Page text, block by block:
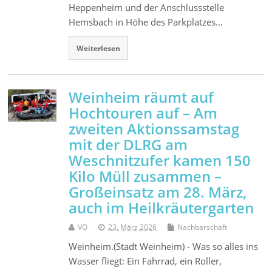
Heppenheim und der Anschlussstelle
Hemsbach in Höhe des Parkplatzes…
Weiterlesen
Weinheim räumt auf
Hochtouren auf – Am
zweiten Aktionssamstag
mit der DLRG am
Weschnitzufer kamen 150
Kilo Müll zusammen –
Großeinsatz am 28. März,
auch im Heilkräutergarten
VO 23. März 2026 Nachbarschaft
Weinheim.(Stadt Weinheim) - Was so alles ins
Wasser fliegt: Ein Fahrrad, ein Roller,